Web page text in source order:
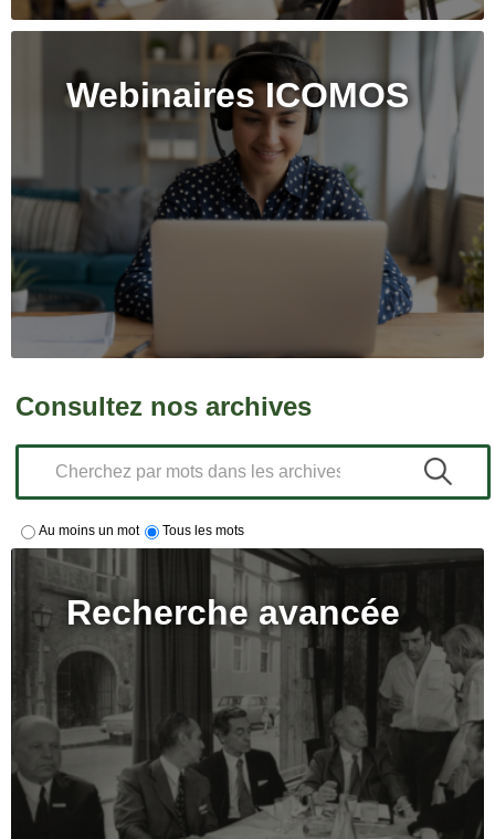
Webinaires ICOMOS
Consultez nos archives
Au moins un mot Tous les mots
Recherche avancée